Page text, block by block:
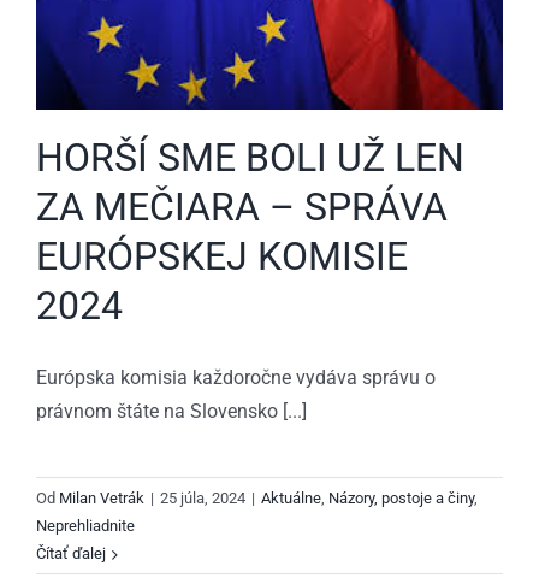
HORŠÍ SME BOLI UŽ LEN
ZA MEČIARA – SPRÁVA
EURÓPSKEJ KOMISIE
2024
Európska komisia každoročne vydáva správu o
právnom štáte na Slovensko [...]
Od Milan Vetrák | 25 júla, 2024 | Aktuálne, Názory, postoje a činy,
Neprehliadnite
Čítať ďalej